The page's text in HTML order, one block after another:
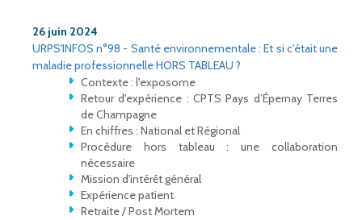
26 juin 2024
URPS'INFOS n°98 - Santé environnementale : Et si c'était une
maladie professionnelle HORS TABLEAU ?
Contexte : l'exposome
Retour d'expérience : CPTS Pays d’Épernay Terres
de Champagne
En chiffres : National et Régional
Procédure hors tableau : une collaboration
nécessaire
Mission d'intérêt général
Expérience patient
Retraite / Post Mortem